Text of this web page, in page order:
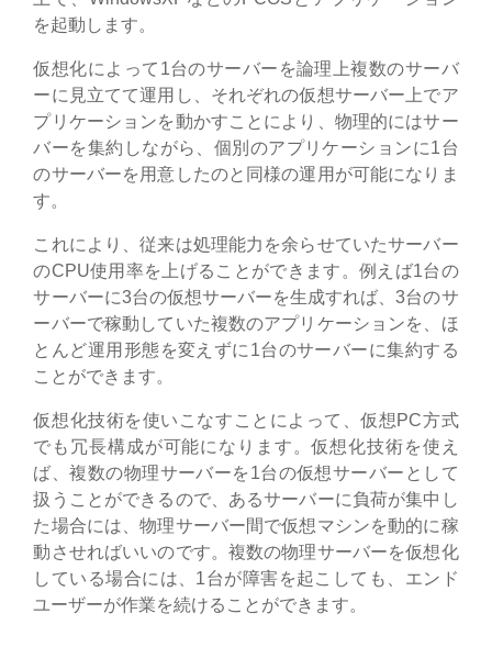
を起動します。
仮想化によって1台のサーバーを論理上複数のサーバ
ーに見立てて運用し、それぞれの仮想サーバー上でア
プリケーションを動かすことにより、物理的にはサー
バーを集約しながら、個別のアプリケーションに1台
のサーバーを用意したのと同様の運用が可能になりま
す。
これにより、従来は処理能力を余らせていたサーバー
のCPU使用率を上げることができます。例えば1台の
サーバーに3台の仮想サーバーを生成すれば、3台のサ
ーバーで稼動していた複数のアプリケーションを、ほ
とんど運用形態を変えずに1台のサーバーに集約する
ことができます。
仮想化技術を使いこなすことによって、仮想PC方式
でも冗長構成が可能になります。仮想化技術を使え
ば、複数の物理サーバーを1台の仮想サーバーとして
扱うことができるので、あるサーバーに負荷が集中し
た場合には、物理サーバー間で仮想マシンを動的に稼
動させればいいのです。複数の物理サーバーを仮想化
している場合には、1台が障害を起こしても、エンド
ユーザーが作業を続けることができます。